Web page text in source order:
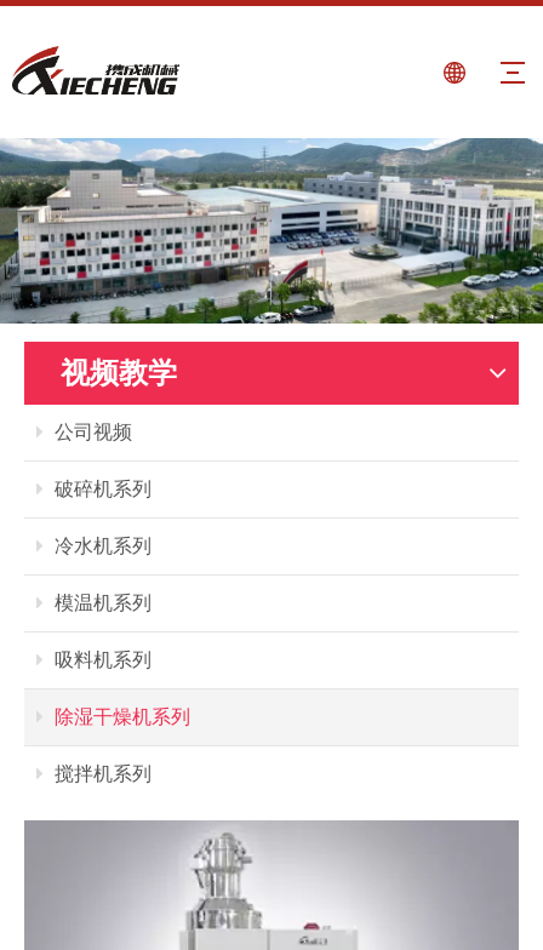
视频教学
公司视频
破碎机系列
冷水机系列
模温机系列
吸料机系列
除湿干燥机系列
搅拌机系列